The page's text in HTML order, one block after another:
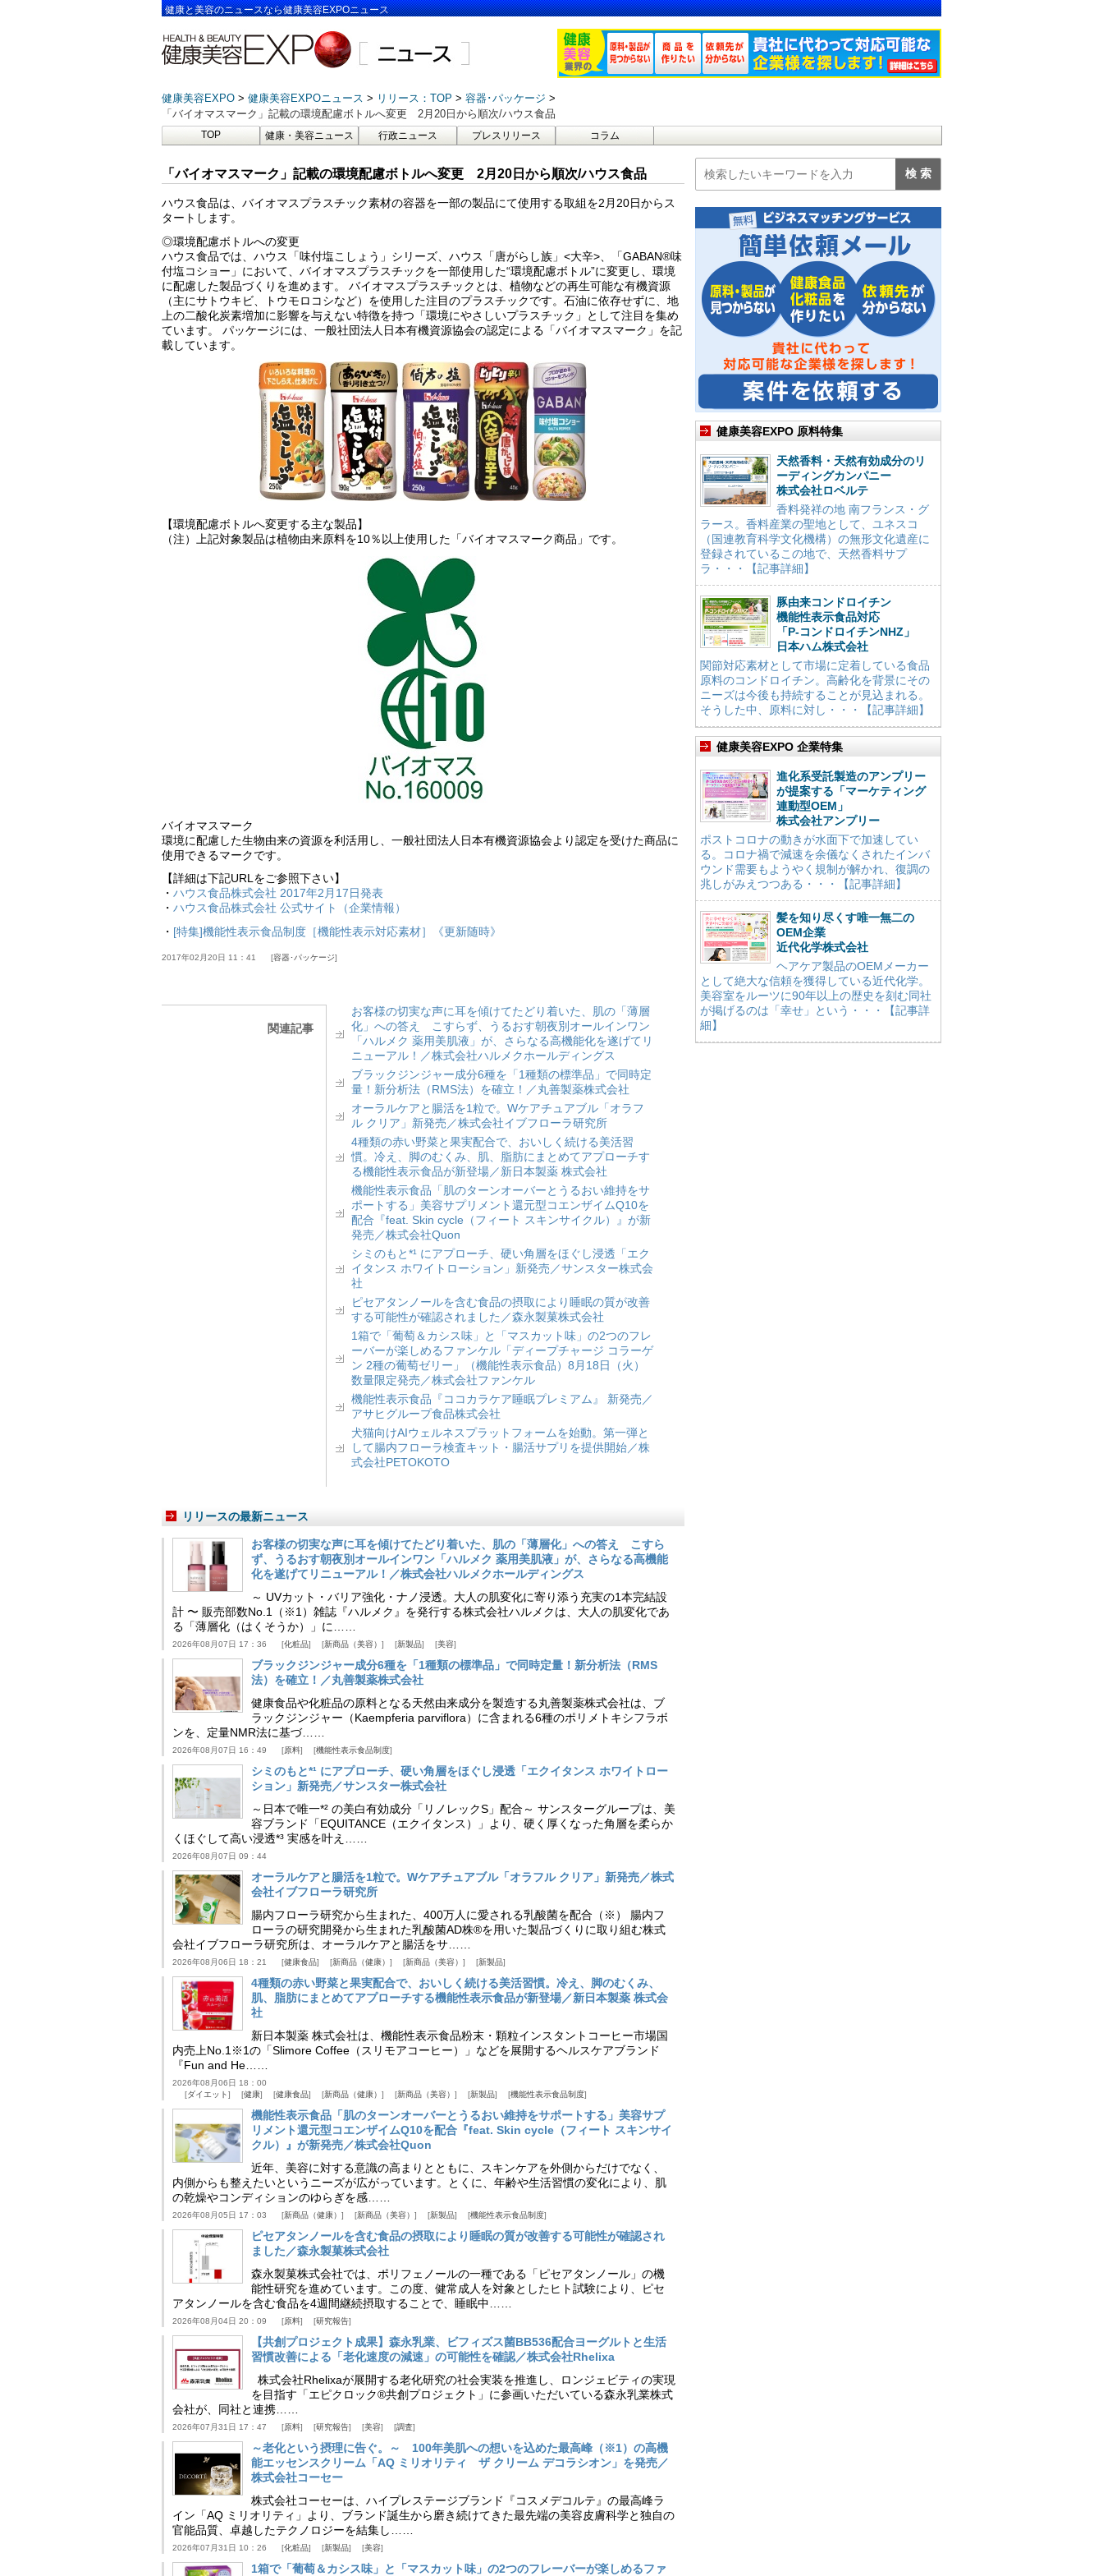
健康と美容のニュースなら健康美容EXPOニュース
健康美容EXPO 健康美容EXPOニュース リリース：TOP
容器･パッケージ
「バイオマスマーク」記載の環境配慮ボトルへ変更 2月20日から順次/ハウス食品
TOP 健康・美容ニュース 行政ニュース プレスリリース コラム
「バイオマスマーク」記載の環境配慮ボトルへ変更 2月20日から順次/ハウス食品
ハウス食品は、バイオマスプラスチック素材の容器を一部の製品にて使用する取組を2月20日からス
タートします。
◎環境配慮ボトルへの変更
ハウス食品では、ハウス「味付塩こしょう」シリーズ、ハウス「唐がらし族」<大辛>、「GABAN®味
付塩コショー」において、バイオマスプラスチックを一部使用した“環境配慮ボトル”に変更し、環境
に配慮した製品づくりを進めます。 バイオマスプラスチックとは、植物などの再生可能な有機資源
（主にサトウキビ、トウモロコシなど）を使用した注目のプラスチックです。石油に依存せずに、地
上の二酸化炭素増加に影響を与えない特徴を持つ「環境にやさしいプラスチック」として注目を集め
ています。 パッケージには、一般社団法人日本有機資源協会の認定による「バイオマスマーク」を記
載しています。
【環境配慮ボトルへ変更する主な製品】
（注）上記対象製品は植物由来原料を10％以上使用した「バイオマスマーク商品」です。
バイオマスマーク
環境に配慮した生物由来の資源を利活用し、一般社団法人日本有機資源協会より認定を受けた商品に
使用できるマークです。
【詳細は下記URLをご参照下さい】
・ ハウス食品株式会社 2017年2月17日発表
・ ハウス食品株式会社 公式サイト（企業情報）
・ [特集]機能性表示食品制度［機能性表示対応素材］《更新随時》
2017年02月20日 11：41 容器･パッケージ
関連記事
お客様の切実な声に耳を傾けてたどり着いた、肌の「薄層
化」への答え こすらず、うるおす朝夜別オールインワン
「ハルメク 薬用美肌液」が、さらなる高機能化を遂げてリ
ニューアル！／株式会社ハルメクホールディングス
ブラックジンジャー成分6種を「1種類の標準品」で同時定
量！新分析法（RMS法）を確立！／丸善製薬株式会社
オーラルケアと腸活を1粒で。Wケアチュアブル「オラフ
ル クリア」新発売／株式会社イブフローラ研究所
4種類の赤い野菜と果実配合で、おいしく続ける美活習
慣。冷え、脚のむくみ、肌、脂肪にまとめてアプローチす
る機能性表示食品が新登場／新日本製薬 株式会社
機能性表示食品「肌のターンオーバーとうるおい維持をサ
ポートする」美容サプリメント還元型コエンザイムQ10を
配合『feat. Skin cycle（フィート スキンサイクル）』が新
発売／株式会社Quon
シミのもと*¹ にアプローチ、硬い角層をほぐし浸透「エク
イタンス ホワイトローション」新発売／サンスター株式会
社
ピセアタンノールを含む食品の摂取により睡眠の質が改善
する可能性が確認されました／森永製菓株式会社
1箱で「葡萄＆カシス味」と「マスカット味」の2つのフレ
ーバーが楽しめるファンケル「ディープチャージ コラーゲ
ン 2種の葡萄ゼリー」（機能性表示食品）8月18日（火）
数量限定発売／株式会社ファンケル
機能性表示食品『ココカラケア睡眠プレミアム』 新発売／
アサヒグループ食品株式会社
犬猫向けAIウェルネスプラットフォームを始動。第一弾と
して腸内フローラ検査キット・腸活サプリを提供開始／株
式会社PETOKOTO
リリースの最新ニュース
お客様の切実な声に耳を傾けてたどり着いた、肌の「薄層化」への答え こすら
ず、うるおす朝夜別オールインワン「ハルメク 薬用美肌液」が、さらなる高機能
化を遂げてリニューアル！／株式会社ハルメクホールディングス
～ UVカット・バリア強化・ナノ浸透。大人の肌変化に寄り添う充実の1本完結設
計 〜 販売部数No.1（※1）雑誌『ハルメク』を発行する株式会社ハルメクは、大人の肌変化であ
る「薄層化（はくそうか）」に……
2026年08月07日 17：36 化粧品 新商品（美容） 新製品 美容
ブラックジンジャー成分6種を「1種類の標準品」で同時定量！新分析法（RMS
法）を確立！／丸善製薬株式会社
健康食品や化粧品の原料となる天然由来成分を製造する丸善製薬株式会社は、ブ
ラックジンジャー（Kaempferia parviflora）に含まれる6種のポリメトキシフラボ
ンを、定量NMR法に基づ……
2026年08月07日 16：49 原料 機能性表示食品制度
シミのもと*¹ にアプローチ、硬い角層をほぐし浸透「エクイタンス ホワイトロー
ション」新発売／サンスター株式会社
～日本で唯一*² の美白有効成分「リノレックS」配合～ サンスターグループは、美
容ブランド「EQUITANCE（エクイタンス）」より、硬く厚くなった角層を柔らか
くほぐして高い浸透*³ 実感を叶え……
2026年08月07日 09：44
オーラルケアと腸活を1粒で。Wケアチュアブル「オラフル クリア」新発売／株式
会社イブフローラ研究所
腸内フローラ研究から生まれた、400万人に愛される乳酸菌を配合（※） 腸内フ
ローラの研究開発から生まれた乳酸菌AD株®を用いた製品づくりに取り組む株式
会社イブフローラ研究所は、オーラルケアと腸活をサ……
2026年08月06日 18：21 健康食品 新商品（健康） 新商品（美容） 新製品
4種類の赤い野菜と果実配合で、おいしく続ける美活習慣。冷え、脚のむくみ、
肌、脂肪にまとめてアプローチする機能性表示食品が新登場／新日本製薬 株式会
社
新日本製薬 株式会社は、機能性表示食品粉末・顆粒インスタントコーヒー市場国
内売上No.1※1の「Slimore Coffee（スリモアコーヒー）」などを展開するヘルスケアブランド
『Fun and He……
2026年08月06日 18：00
ダイエット
健康 健康食品 新商品（健康） 新商品（美容） 新製品 機能性表示食品制度
機能性表示食品「肌のターンオーバーとうるおい維持をサポートする」美容サプ
リメント還元型コエンザイムQ10を配合『feat. Skin cycle（フィート スキンサイ
クル）』が新発売／株式会社Quon
近年、美容に対する意識の高まりとともに、スキンケアを外側からだけでなく、
内側からも整えたいというニーズが広がっています。とくに、年齢や生活習慣の変化により、肌
の乾燥やコンディションのゆらぎを感……
2026年08月05日 17：03 新商品（健康） 新商品（美容） 新製品 機能性表示食品制度
ピセアタンノールを含む食品の摂取により睡眠の質が改善する可能性が確認され
ました／森永製菓株式会社
森永製菓株式会社では、ポリフェノールの一種である「ピセアタンノール」の機
能性研究を進めています。この度、健常成人を対象としたヒト試験により、ピセ
アタンノールを含む食品を4週間継続摂取することで、睡眠中……
2026年08月04日 20：09 原料 研究報告
【共創プロジェクト成果】森永乳業、ビフィズス菌BB536配合ヨーグルトと生活
習慣改善による「老化速度の減速」の可能性を確認／株式会社Rhelixa
株式会社Rhelixaが展開する老化研究の社会実装を推進し、ロンジェビティの実現
を目指す「エピクロック®共創プロジェクト」に参画いただいている森永乳業株式
会社が、同社と連携……
2026年07月31日 17：47 原料 研究報告 美容 調査
～老化という摂理に告ぐ。～ 100年美肌への想いを込めた最高峰（※1）の高機
能エッセンスクリーム「AQ ミリオリティ ザ クリーム デコラシオン」を発売／
株式会社コーセー
株式会社コーセーは、ハイプレステージブランド『コスメデコルテ』の最高峰ラ
イン「AQ ミリオリティ」より、ブランド誕生から磨き続けてきた最先端の美容皮膚科学と独自の
官能品質、卓越したテクノロジーを結集し……
2026年07月31日 10：26 化粧品 新製品 美容
1箱で「葡萄＆カシス味」と「マスカット味」の2つのフレーバーが楽しめるファ
健康美容EXPO 原料特集
天然香料・天然有効成分のリ
ーディングカンパニー
株式会社ロベルテ
香料発祥の地 南フランス・グ
ラース。香料産業の聖地として、ユネスコ
（国連教育科学文化機構）の無形文化遺産に
登録されているこの地で、天然香料サプ
ラ・・・【記事詳細】
豚由来コンドロイチン
機能性表示食品対応
「P-コンドロイチンNHZ」
日本ハム株式会社
関節対応素材として市場に定着している食品
原料のコンドロイチン。高齢化を背景にその
ニーズは今後も持続することが見込まれる。
そうした中、原料に対し・・・【記事詳細】
健康美容EXPO 企業特集
進化系受託製造のアンプリー
が提案する「マーケティング
連動型OEM」
株式会社アンプリー
ポストコロナの動きが水面下で加速してい
る。コロナ禍で減速を余儀なくされたインバ
ウンド需要もようやく規制が解かれ、復調の
兆しがみえつつある・・・【記事詳細】
髪を知り尽くす唯一無二の
OEM企業
近代化学株式会社
ヘアケア製品のOEMメーカー
として絶大な信頼を獲得している近代化学。
美容室をルーツに90年以上の歴史を刻む同社
が掲げるのは「幸せ」という・・・【記事詳
細】